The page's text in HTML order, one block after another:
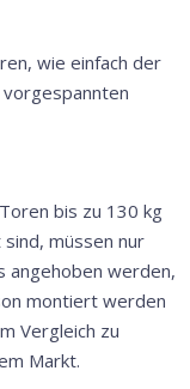
wie einfach der
bis zu 130 kg
müssen nur
werden,
montiert werden
Vergleich zu
Markt.